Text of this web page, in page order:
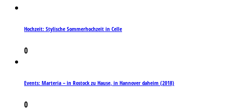
Hochzeit: Stylische Sommerhochzeit in Celle
0
Events: Marteria – in Rostock zu Hause, in Hannover daheim (2018)
0